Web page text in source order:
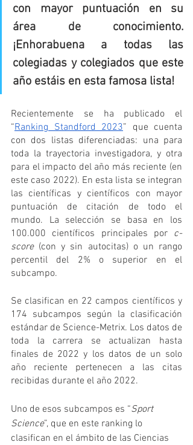
con mayor puntuación en su
área de conocimiento.
¡Enhorabuena a todas las
colegiadas y colegiados que este
año estáis en esta famosa lista!
Recientemente se ha publicado el
“Ranking Standford 2023” que cuenta
con dos listas diferenciadas: una para
toda la trayectoria investigadora, y otra
para el impacto del año más reciente (en
este caso 2022). En esta lista se integran
las científicas y científicos con mayor
puntuación de citación de todo el
mundo. La selección se basa en los
100.000 científicos principales por c-
score (con y sin autocitas) o un rango
percentil del 2% o superior en el
subcampo.
Se clasifican en 22 campos científicos y
174 subcampos según la clasificación
estándar de Science-Metrix. Los datos de
toda la carrera se actualizan hasta
finales de 2022 y los datos de un solo
año reciente pertenecen a las citas
recibidas durante el año 2022.
Uno de esos subcampos es “Sport
Science”, que en este ranking lo
clasifican en el ámbito de las Ciencias